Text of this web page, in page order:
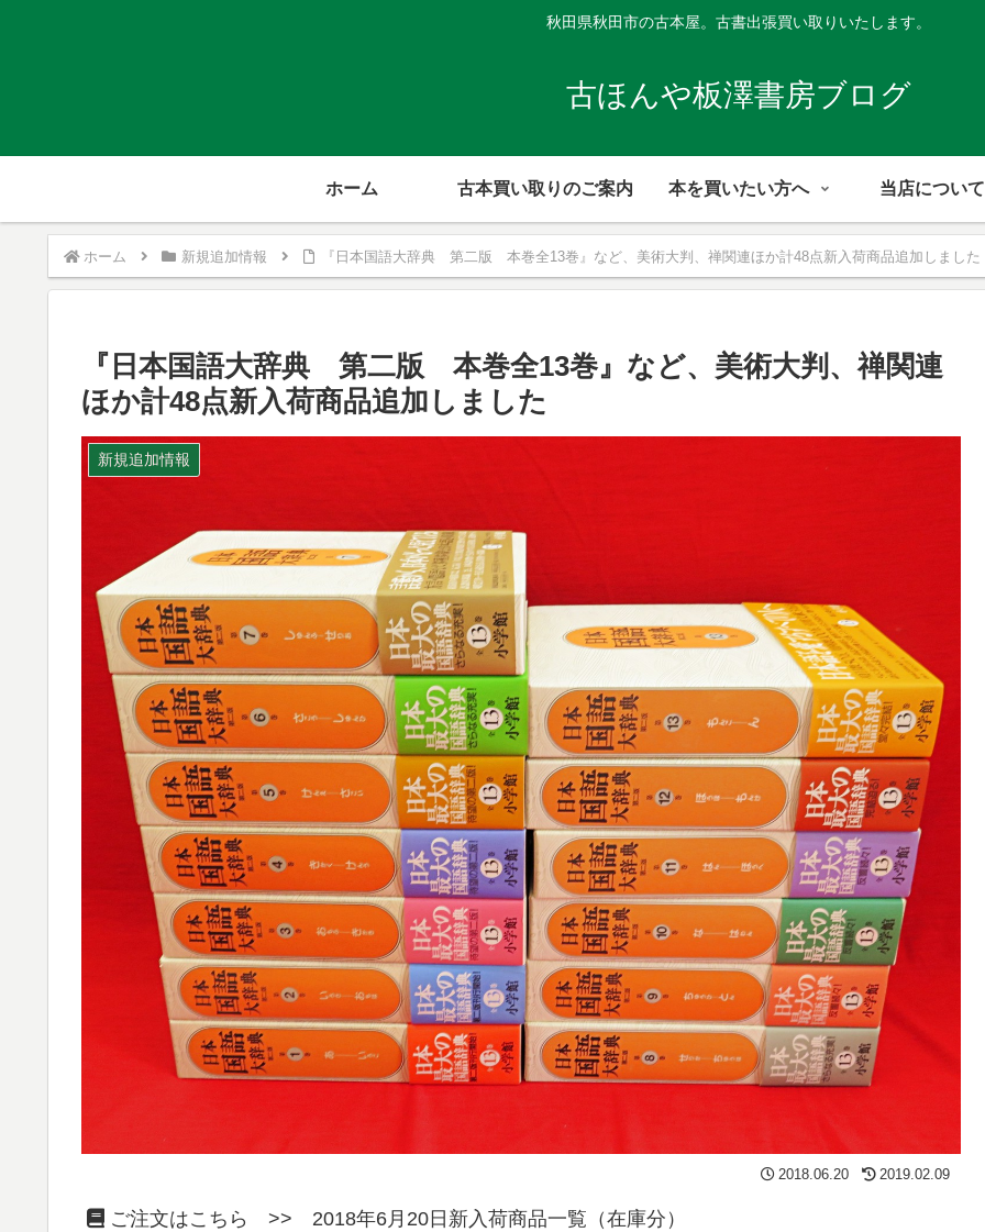
秋田県秋田市の古本屋。古書出張買い取りいたします。
古ほんや板澤書房ブログ
ホーム 古本買い取りのご案内 本を買いたい方へ 当店について
ホーム 新規追加情報 『日本国語大辞典 第二版 本巻全13巻』など、美術大判、禅関連ほか計48点新入荷商品追加しました
『日本国語大辞典 第二版 本巻全13巻』など、美術大判、禅関連
ほか計48点新入荷商品追加しました
新規追加情報
2018.06.20 2019.02.09
ご注文はこちら >> 2018年6月20日新入荷商品一覧（在庫分）